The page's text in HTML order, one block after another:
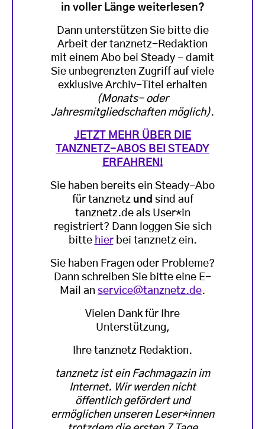
in voller Länge weiterlesen?
Dann unterstützen Sie bitte die
Arbeit der tanznetz-Redaktion
mit einem Abo bei Steady - damit
Sie unbegrenzten Zugriff auf viele
exklusive Archiv-Titel erhalten
(Monats- oder
Jahresmitgliedschaften möglich).
JETZT MEHR ÜBER DIE
TANZNETZ-ABOS BEI STEADY
ERFAHREN!
Sie haben bereits ein Steady-Abo
für tanznetz und sind auf
tanznetz.de als User*in
registriert? Dann loggen Sie sich
bitte hierbei tanznetz ein.
Sie haben Fragen oder Probleme?
Dann schreiben Sie bitte eine E-
Mail an service@tanznetz.de.
Vielen Dank für Ihre
Unterstützung,
Ihre tanznetz Redaktion.
tanznetz ist ein Fachmagazin im
Internet. Wir werden nicht
öffentlich gefördert und
ermöglichen unseren Leser*innen